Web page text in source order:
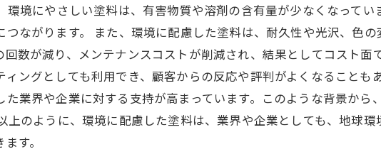
環境にやさしい塗料は、有害物質や溶剤の含有量が少なくなって
ながります。 また、環境に配慮した塗料は、耐久性や光沢、色
数が減り、メンテナンスコストが削減され、結果としてコスト面
ングとしても利用でき、顧客からの反応や評判がよくなることも
業界や企業に対する支持が高まっています。このような背景から
上のように、環境に配慮した塗料は、業界や企業としても、地球
す。